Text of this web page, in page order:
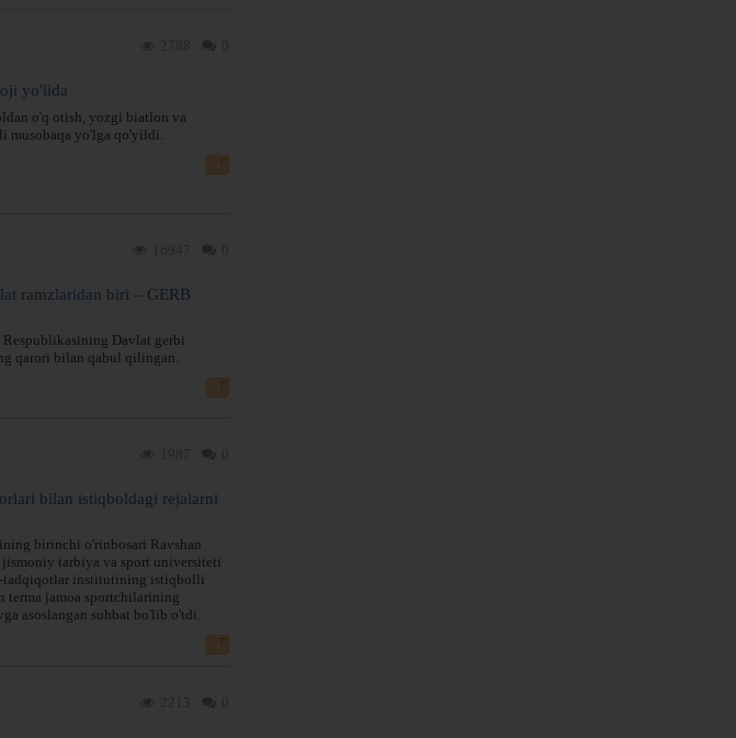
yo'lida
o'q otish, yozgi biatlon va
musobaqa yo'lga qo'yildi.
ramzlaridan biri – GERB
Davlat gerbi
qarori bilan qabul qilingan.
bilan istiqboldagi rejalarni
birinchi o'rinbosari Ravshan
tarbiya va sport universiteti
tadqiqotlar institutining istiqbolli
terma jamoa sportchilarining
asoslangan suhbat bo'lib o'tdi.